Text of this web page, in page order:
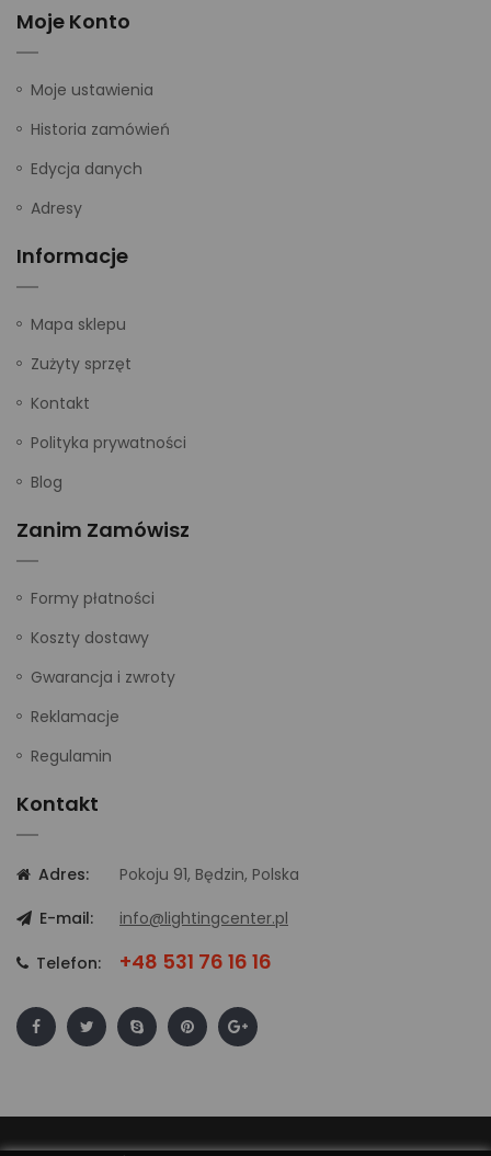
Moje Konto
Moje ustawienia
Historia zamówień
Edycja danych
Adresy
Informacje
Mapa sklepu
Zużyty sprzęt
Kontakt
Polityka prywatności
Blog
Zanim Zamówisz
Formy płatności
Koszty dostawy
Gwarancja i zwroty
Reklamacje
Regulamin
Kontakt
Adres:
Pokoju 91, Będzin, Polska
E-mail:
info@lightingcenter.pl
Telefon: +48 531 76 16 16